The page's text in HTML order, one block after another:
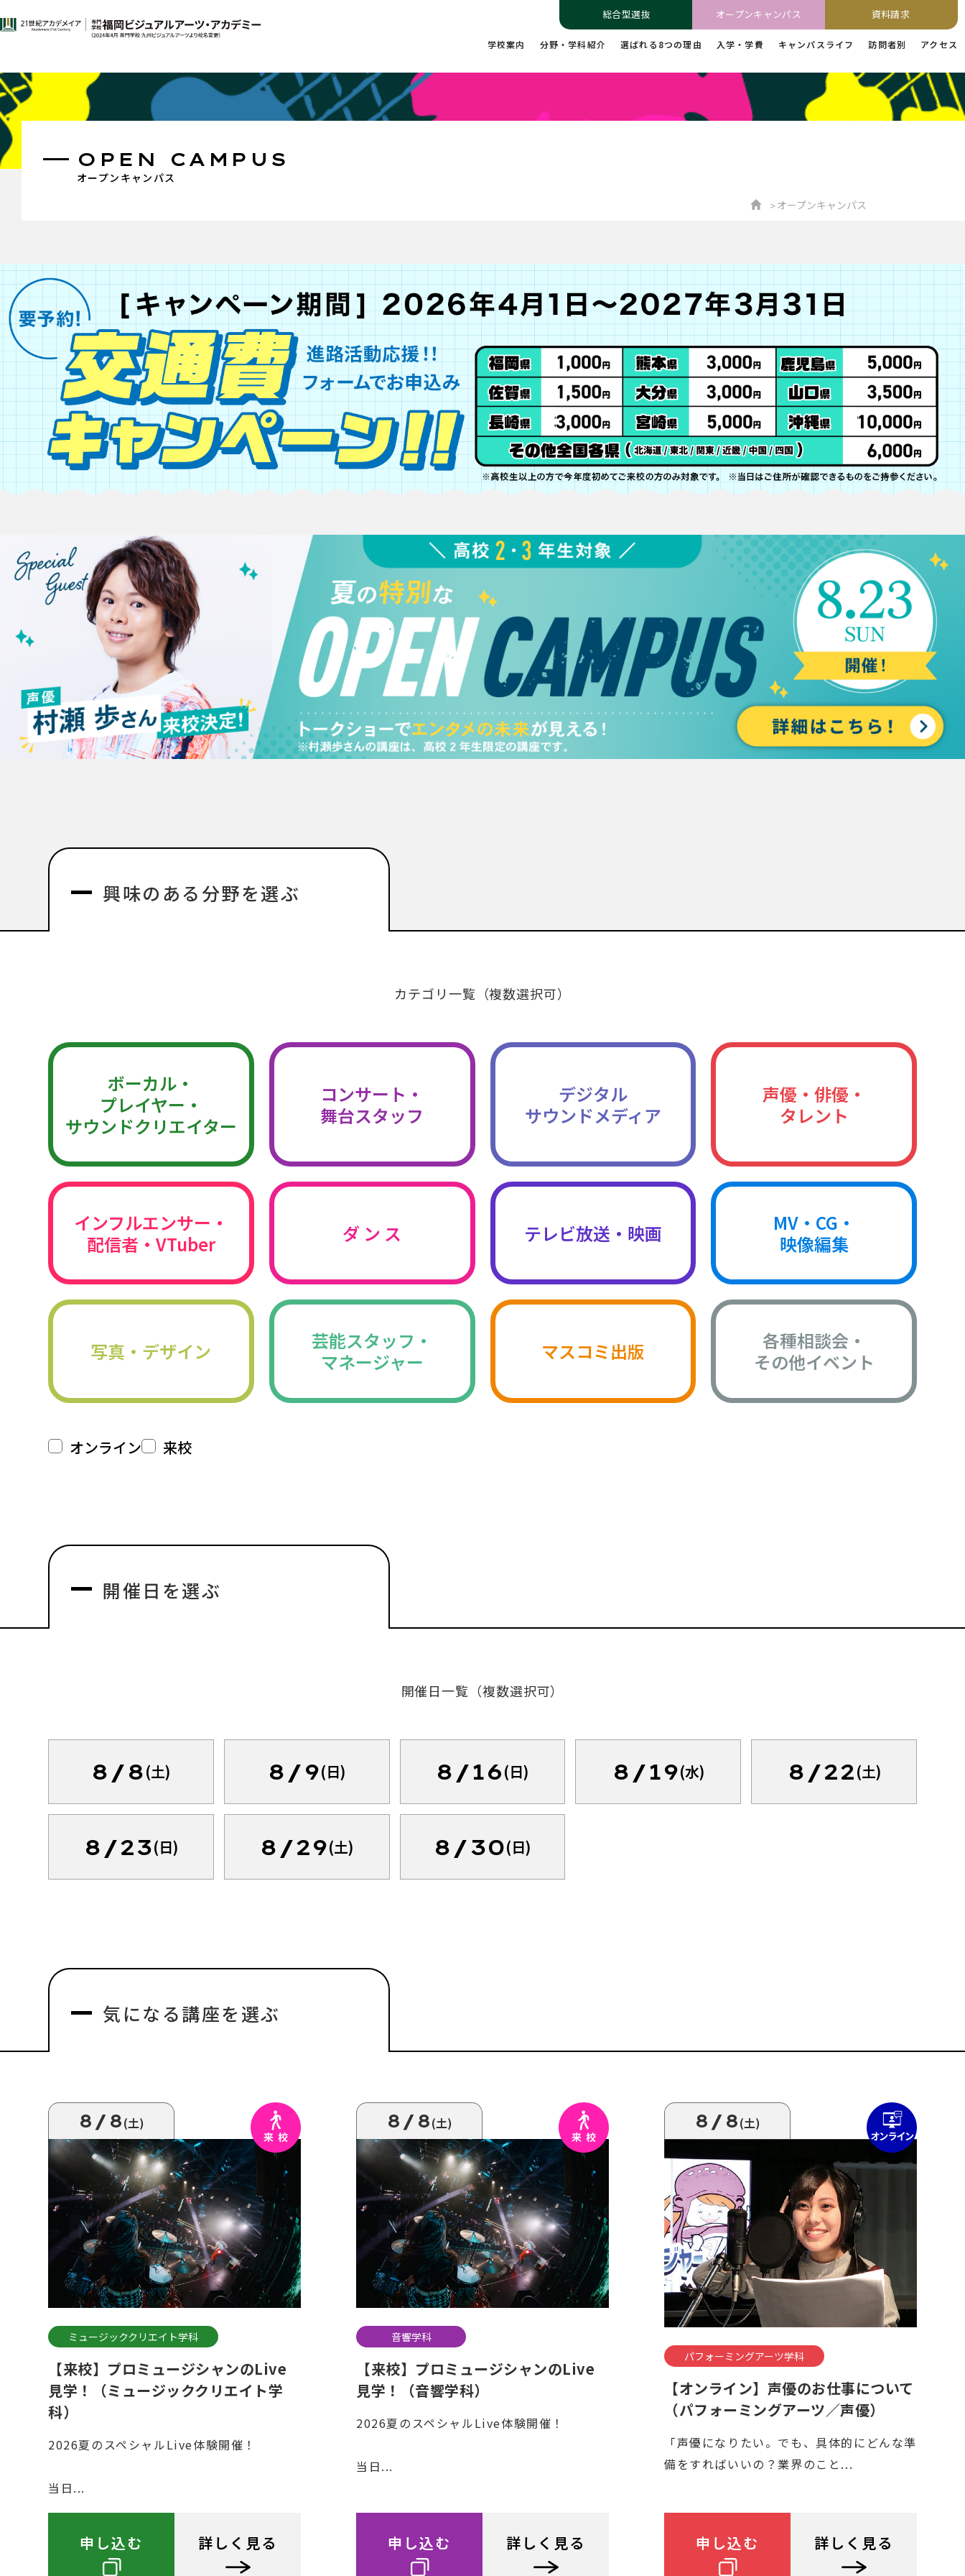
総合型選抜 オープンキャンパス 資料請求
学校案内 分野・学科紹介 選ばれる8つの理由 入学・学費 キャンパスライフ 訪問者別 アクセス
オープンキャンパス
OPEN CAMPUS
オープンキャンパス
興味のある分野を選ぶ
カテゴリ一覧（複数選択可）
ボーカル・
プレイヤー・
サウンドクリエイター
コンサート・
舞台スタッフ
デジタル
サウンドメディア
声優・俳優・
タレント
インフルエンサー・
配信者・VTuber
ダ ン ス テレビ放送・映画
MV・CG・
映像編集
写真・デザイン
芸能スタッフ・
マネージャー
マスコミ出版
各種相談会・
その他イベント
オンライン 来校
開催日を選ぶ
開催日一覧（複数選択可）
8/8(土) 8/9(日) 8/16(日) 8/19(水) 8/22(土)
8/23(日) 8/29(土) 8/30(日)
気になる講座を選ぶ
8/8(土)
ミュージッククリエイト学科
【来校】プロミュージシャンのLive
見学！（ミュージッククリエイト学
科）
2026夏のスペシャルLive体験開催！
当日...
申し込む 詳しく見る
8/8(土)
音響学科
【来校】プロミュージシャンのLive
見学！（音響学科）
2026夏のスペシャルLive体験開催！
当日...
申し込む 詳しく見る
8/8(土)
パフォーミングアーツ学科
【オンライン】声優のお仕事について
（パフォーミングアーツ／声優）
「声優になりたい。でも、具体的にどんな準
備をすればいいの？業界のこと...
申し込む 詳しく見る